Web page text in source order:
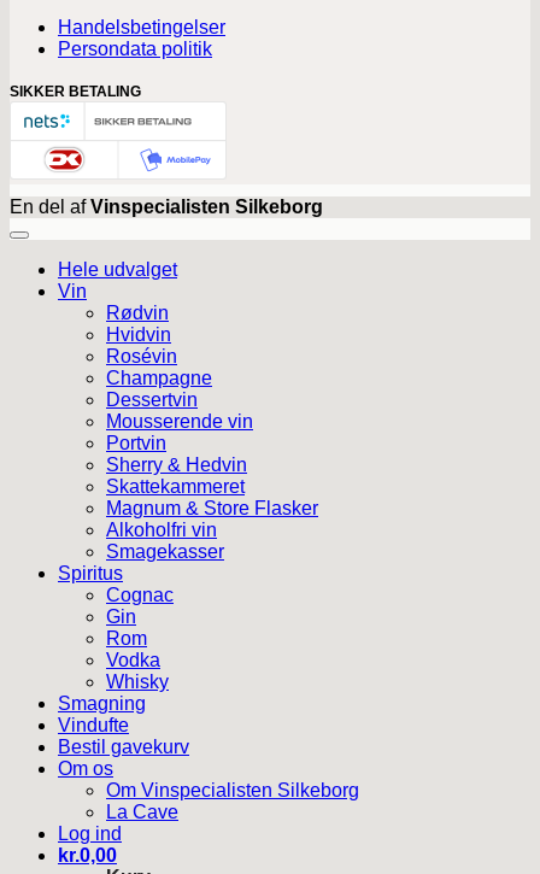
Handelsbetingelser
Persondata politik
SIKKER BETALING
En del afVinspecialisten Silkeborg
Hele udvalget
Vin
Rødvin
Hvidvin
Rosévin
Champagne
Dessertvin
Mousserende vin
Portvin
Sherry & Hedvin
Skattekammeret
Magnum & Store Flasker
Alkoholfri vin
Smagekasser
Spiritus
Cognac
Gin
Rom
Vodka
Whisky
Smagning
Vindufte
Bestil gavekurv
Om os
Om Vinspecialisten Silkeborg
La Cave
Log ind
kr.0,00